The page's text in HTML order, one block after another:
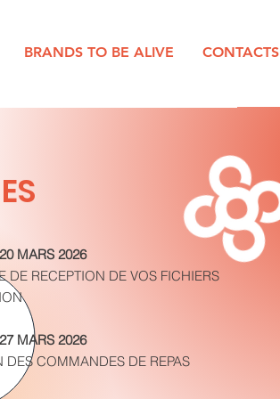
BRANDS TO BE ALIVE CONTACTS
MARS 2026
DE RECEPTION DE VOS FICHIERS
MARS 2026
DES COMMANDES DE REPAS